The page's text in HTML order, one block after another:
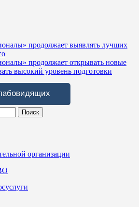
продолжает выявлять лучших
продолжает открывать новые
высокий уровень подготовки
организации